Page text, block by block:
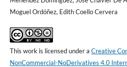
Moguel Ordóñez, Edith Coello Cervera
This work is licensed under a Creative
NonCommercial-NoDerivatives 4.0